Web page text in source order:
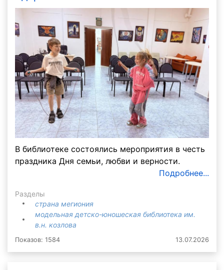
В библиотеке состоялись мероприятия в честь
праздника Дня семьи, любви и верности.
Подробнее...
Разделы
страна мегиония
модельная детско-юношеская библиотека им.
в.н. козлова
Показов: 1584 13.07.2026